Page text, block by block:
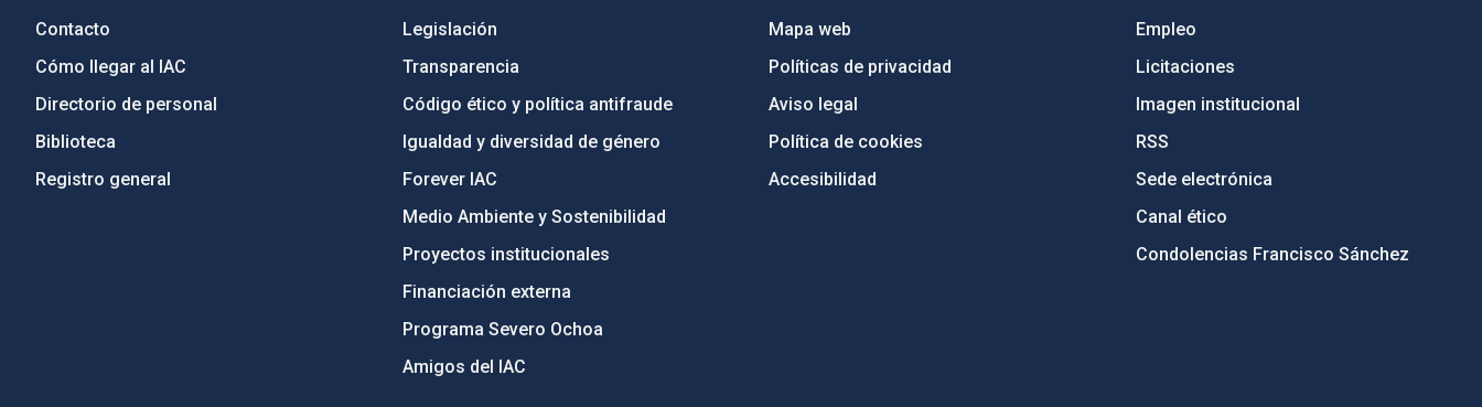
Contacto
Cómo llegar al IAC
Directorio de personal
Biblioteca
Registro general
Legislación
Transparencia
Código ético y política antifraude
Igualdad y diversidad de género
Forever IAC
Medio Ambiente y Sostenibilidad
Proyectos institucionales
Financiación externa
Programa Severo Ochoa
Amigos del IAC
Mapa web
Políticas de privacidad
Aviso legal
Política de cookies
Accesibilidad
Empleo
Licitaciones
Imagen institucional
RSS
Sede electrónica
Canal ético
Condolencias Francisco Sánchez